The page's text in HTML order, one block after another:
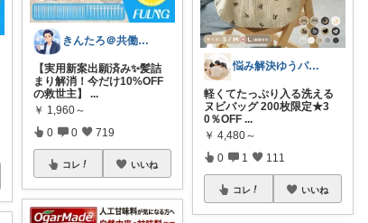
きんたろ＠共働き夫婦の快適な日常
【実用新案出願済み✨髪詰
まり解消！今だけ10%OFF
の救世主】
...
￥ 1,960～
0 0 719
コレ いいね
悩み解決ゆうパパroom
軽くてたっぷり入る洗える
ヌビバッグ 200枚限定★3
0％OFF ...
￥ 4,480～
0 1 111
コレ いいね